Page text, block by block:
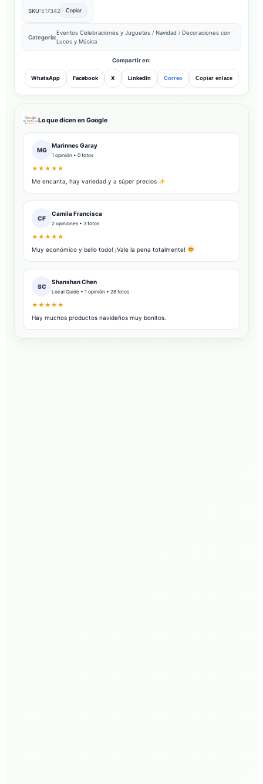
SKU:517342 Copiar
Categoría:
Eventos Celebraciones y Juguetes / Navidad / Decoraciones con
Luces y Música
Compartir en:
WhatsApp Facebook X LinkedIn Correo Copiar enlace
Lo que dicen en Google
MG
Marinnes Garay
1 opinión • 0 fotos
★★★★★
Me encanta, hay variedad y a súper precios
CF
Camila Francisca
2 opiniones • 3 fotos
★★★★★
Muy económico y bello todo! ¡Vale la pena totalmente!
SC
Shanshan Chen
Local Guide • 1 opinión • 28 fotos
★★★★★
Hay muchos productos navideños muy bonitos.